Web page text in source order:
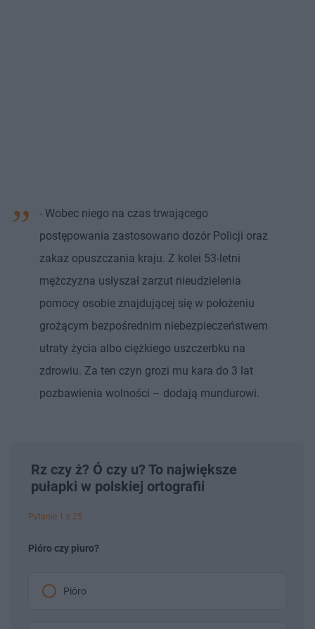
- Wobec niego na czas trwającego
postępowania zastosowano dozór Policji oraz
zakaz opuszczania kraju. Z kolei 53-letni
mężczyzna usłyszał zarzut nieudzielenia
pomocy osobie znajdującej się w położeniu
grożącym bezpośrednim niebezpieczeństwem
utraty życia albo ciężkiego uszczerbku na
zdrowiu. Za ten czyn grozi mu kara do 3 lat
pozbawienia wolności – dodają mundurowi.
Rz czy ż? Ó czy u? To największe
pułapki w polskiej ortografii
Pytanie 1 z 25
Pióro czy piuro?
Pióro